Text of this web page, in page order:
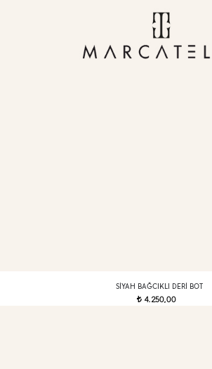
SIYAH BAĞCIKLI DERI BOT
t 4.250,00